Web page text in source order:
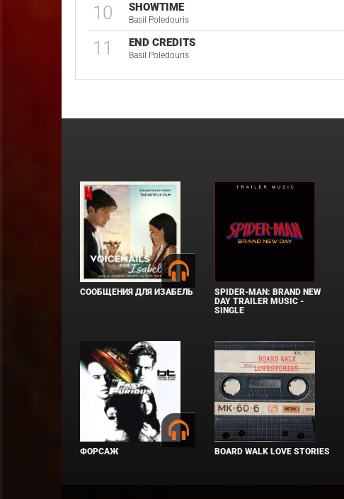
10 SHOWTIME
Basil Poledouris
11 END CREDITS
Basil Poledouris
СООБЩЕНИЯ ДЛЯ ИЗАБЕЛЬ
SPIDER-MAN: BRAND NEW
DAY TRAILER MUSIC -
SINGLE
ФОРСАЖ BOARD WALK LOVE STORIES